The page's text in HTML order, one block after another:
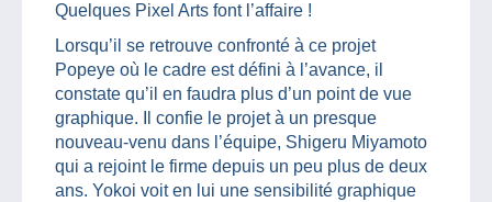
Quelques Pixel Arts font l’affaire !
Lorsqu’il se retrouve confronté à ce projet
Popeye où le cadre est défini à l’avance, il
constate qu’il en faudra plus d’un point de vue
graphique. Il confie le projet à un presque
nouveau-venu dans l’équipe, Shigeru Miyamoto
qui a rejoint le firme depuis un peu plus de deux
ans. Yokoi voit en lui une sensibilité graphique